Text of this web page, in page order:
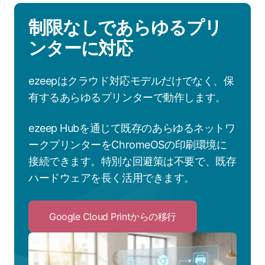
制限なしであらゆるプリ
ンターに対応
ezeepはクラウド対応モデルだけでなく、保
有するあらゆるプリンターで動作します。
ezeep Hubを通じて既存のあらゆるネットワ
ークプリンターをChromeOSの印刷環境に
接続できます。特別な回避策は不要で、既存
ハードウェアを長く活用できます。
Google Cloud Printからの移行Click
to
Google
Cloud